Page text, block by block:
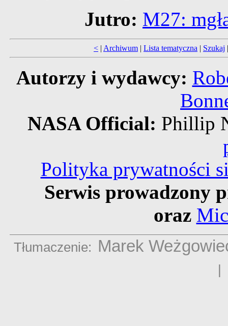
Jutro: M27:
< | Archiwum | Lista tematyczna | Szukaj
Autorzy i wydawcy:
NASA Official: Phillip
Polityka prywatności
Serwis prowadzony
oraz
Tłumaczenie: Marek
|